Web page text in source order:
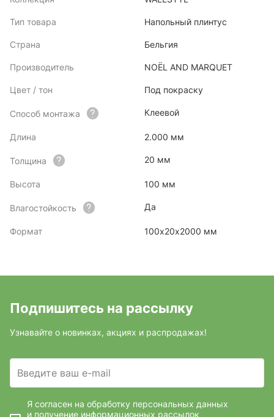
Тип товара Напольный плинтус
Страна Бельгия
Производитель NOЁL AND MARQUET
Цвет / тон Под покраску
Способ монтажа Клеевой
Длина 2.000 мм
Толщина 20 мм
Высота 100 мм
Влагостойкость Да
Формат 100х20х2000 мм
Подпишитесь на рассылку
Узнавайте о новинках, акциях и распродажах!
Введите ваш e-mail
Я согласен на обработку персональных данных
и получение информационных рассылок